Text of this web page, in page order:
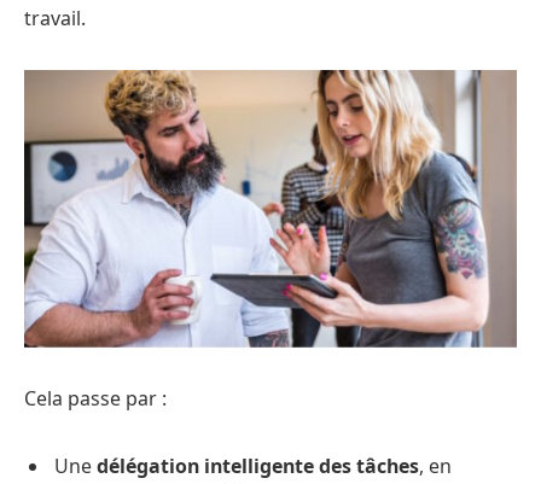
travail.
Cela passe par :
Unedélégation intelligente des tâches, en